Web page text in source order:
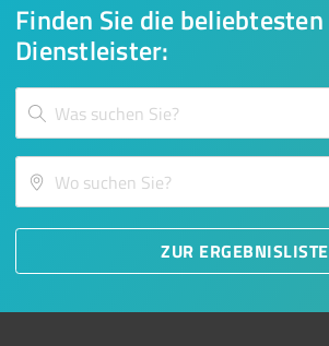
Finden Sie die beliebtesten
Dienstleister:
ZUR ERGEBNISLISTE